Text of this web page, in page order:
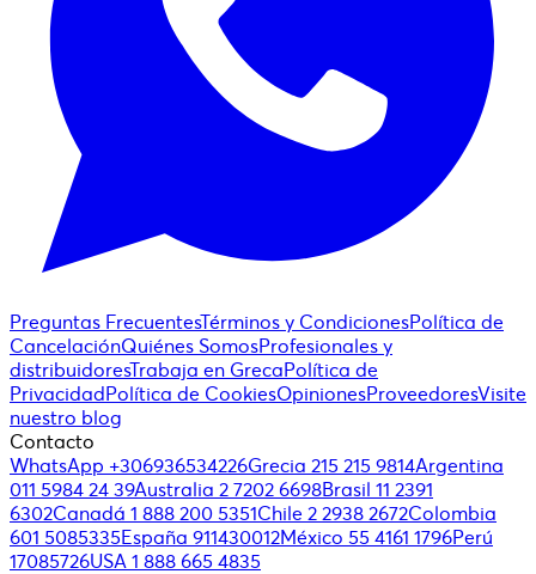
Preguntas FrecuentesTérminos y CondicionesPolítica de
CancelaciónQuiénes SomosProfesionales y
distribuidoresTrabaja en GrecaPolítica de
PrivacidadPolítica de CookiesOpinionesProveedoresVisite
nuestro blog
Contacto
WhatsApp +306936534226Grecia 215 215 9814Argentina
011 5984 24 39Australia 2 7202 6698Brasil 11 2391
6302Canadá 1 888 200 5351Chile 2 2938 2672Colombia
601 5085335España 911430012México 55 4161 1796Perú
17085726USA 1 888 665 4835